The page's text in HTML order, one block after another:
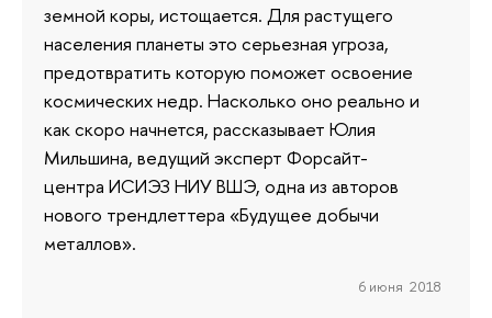
земной коры, истощается. Для растущего
населения планеты это серьезная угроза,
предотвратить которую поможет освоение
космических недр. Насколько оно реально и
как скоро начнется, рассказывает Юлия
Мильшина, ведущий эксперт Форсайт-
центра ИСИЭЗ НИУ ВШЭ, одна из авторов
нового трендлеттера «Будущее добычи
металлов».
6 июня 2018